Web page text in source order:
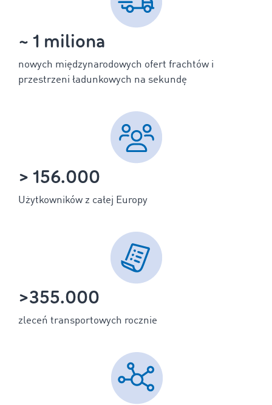
~ 1 miliona
nowych międzynarodowych ofert frachtów i
przestrzeni ładunkowych na sekundę
> 156.000
Użytkowników z całej Europy
>355.000
zleceń transportowych rocznie